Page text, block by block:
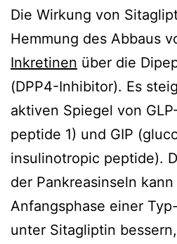
Die Wirkung von
Hemmung des Abbaus
Inkretinen über die
(DPP4-Inhibitor). Es
aktiven Spiegel von
peptide 1) und GIP
insulinotropic peptide).
der Pankreasinseln
Anfangsphase einer
unter Sitagliptin